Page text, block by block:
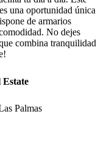
una oportunidad única
de armarios
No dejes
combina tranquilidad
Estate
Palmas